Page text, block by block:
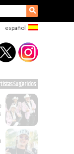
⚲
Sugeridos